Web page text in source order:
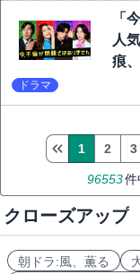
「
人
痕
ドラマ
96553件
1 2 3
クローズアップ
朝ドラ:風、薫る